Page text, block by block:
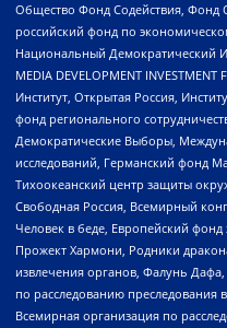
Общество Фонд Содействия, Фонд
российский фонд по
Национальный Демократический
MEDIA DEVELOPMENT
Институт, Открытая Россия,
фонд регионального
Демократические Выборы,
исследований, Германский фонд
Тихоокеанский центр защиты
Свободная Россия, Всемирный
Человек в беде, Европейский
Прожект Хармони, Родники
извлечения органов, Фалунь
по расследованию преследования
Всемирная организация по